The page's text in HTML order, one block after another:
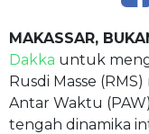
MAKASSAR,
Dakka untuk
Rusdi Masse
Antar Waktu
tengah dinamika